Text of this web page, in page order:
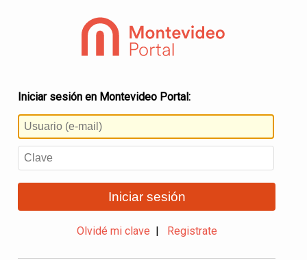
Iniciar sesión en Montevideo Portal:
Iniciar sesión
Olvidé mi clave Registrate